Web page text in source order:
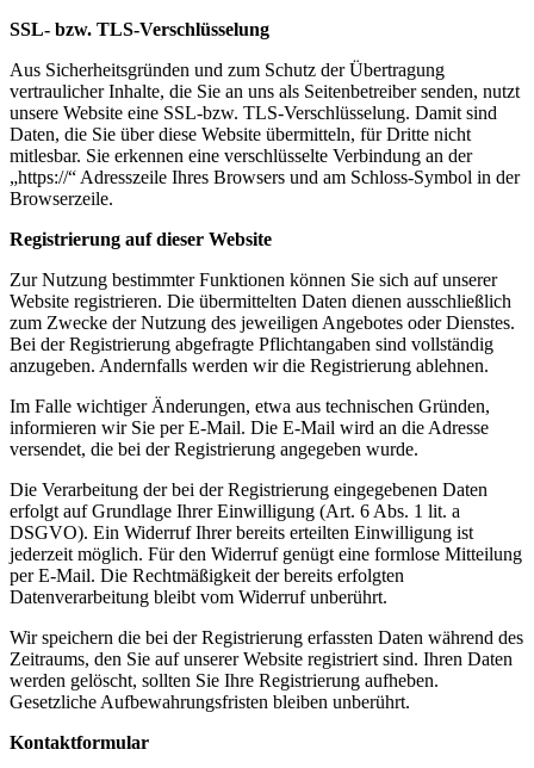
SSL- bzw. TLS-Verschlüsselung
Aus Sicherheitsgründen und zum Schutz der Übertragung
vertraulicher Inhalte, die Sie an uns als Seitenbetreiber senden, nutzt
unsere Website eine SSL-bzw. TLS-Verschlüsselung. Damit sind
Daten, die Sie über diese Website übermitteln, für Dritte nicht
mitlesbar. Sie erkennen eine verschlüsselte Verbindung an der
„https://“ Adresszeile Ihres Browsers und am Schloss-Symbol in der
Browserzeile.
Registrierung auf dieser Website
Zur Nutzung bestimmter Funktionen können Sie sich auf unserer
Website registrieren. Die übermittelten Daten dienen ausschließlich
zum Zwecke der Nutzung des jeweiligen Angebotes oder Dienstes.
Bei der Registrierung abgefragte Pflichtangaben sind vollständig
anzugeben. Andernfalls werden wir die Registrierung ablehnen.
Im Falle wichtiger Änderungen, etwa aus technischen Gründen,
informieren wir Sie per E-Mail. Die E-Mail wird an die Adresse
versendet, die bei der Registrierung angegeben wurde.
Die Verarbeitung der bei der Registrierung eingegebenen Daten
erfolgt auf Grundlage Ihrer Einwilligung (Art. 6 Abs. 1 lit. a
DSGVO). Ein Widerruf Ihrer bereits erteilten Einwilligung ist
jederzeit möglich. Für den Widerruf genügt eine formlose Mitteilung
per E-Mail. Die Rechtmäßigkeit der bereits erfolgten
Datenverarbeitung bleibt vom Widerruf unberührt.
Wir speichern die bei der Registrierung erfassten Daten während des
Zeitraums, den Sie auf unserer Website registriert sind. Ihren Daten
werden gelöscht, sollten Sie Ihre Registrierung aufheben.
Gesetzliche Aufbewahrungsfristen bleiben unberührt.
Kontaktformular